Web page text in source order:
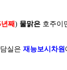
째 ) 물맑은 호주이
실은 재능보시차원